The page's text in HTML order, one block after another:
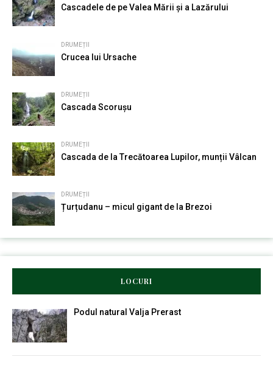
Cascadele de pe Valea Mării și a Lazărului
DRUMEȚII
Crucea lui Ursache
DRUMEȚII
Cascada Scorușu
DRUMEȚII
Cascada de la Trecătoarea Lupilor, munții Vâlcan
DRUMEȚII
Țurțudanu – micul gigant de la Brezoi
LOCURI
Podul natural Valja Prerast